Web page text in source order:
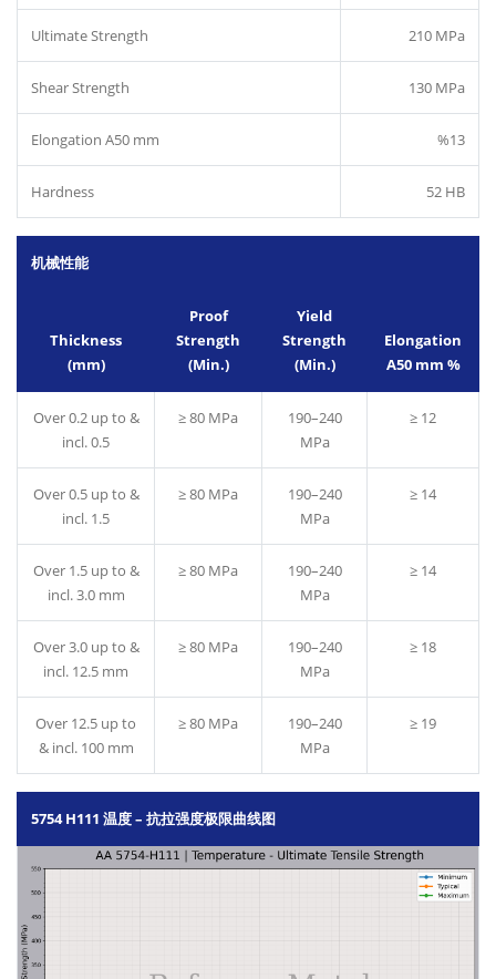
Ultimate Strength 210 MPa
Shear Strength 130 MPa
Elongation A50 mm %13
Hardness 52 HB
机械性能
Thickness
(mm)
Proof
Strength
(Min.)
Yield
Strength
(Min.)
Elongation
A50 mm %
Over 0.2 up to &
incl. 0.5
≥ 80 MPa
190–240
MPa
≥ 12
Over 0.5 up to &
incl. 1.5
≥ 80 MPa
190–240
MPa
≥ 14
Over 1.5 up to &
incl. 3.0 mm
≥ 80 MPa
190–240
MPa
≥ 14
Over 3.0 up to &
incl. 12.5 mm
≥ 80 MPa
190–240
MPa
≥ 18
Over 12.5 up to
& incl. 100 mm
≥ 80 MPa
190–240
MPa
≥ 19
5754 H111 温度 – 抗拉强度极限曲线图